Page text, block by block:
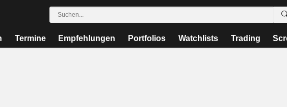
Termine Empfehlungen Portfolios Watchlists Trading